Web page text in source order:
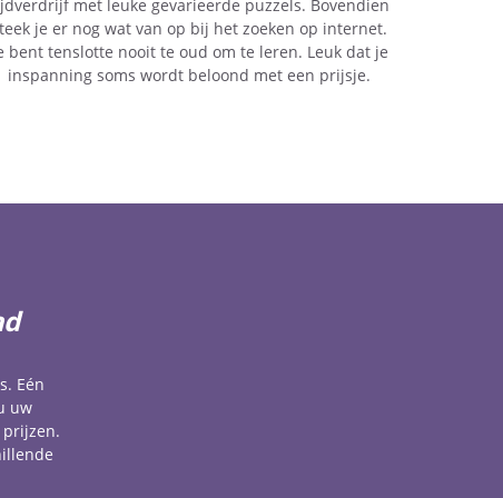
met leuke gevarieerde puzzels. Bovendien
je er nog wat van op bij het zoeken op internet.
bent tenslotte nooit te oud om te leren. Leuk dat je
inspanning soms wordt beloond met een prijsje.
Eén
uw
prijzen.